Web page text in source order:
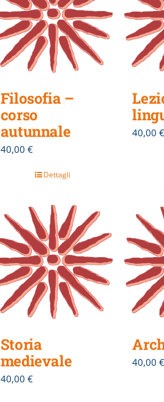
Filosofia –
corso
autunnale
40,00 €
Dettagli
40,00€
Storia
medievale
40,00 €
40,00€